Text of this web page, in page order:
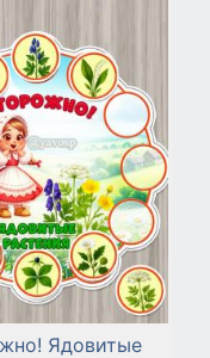
Ядовитые